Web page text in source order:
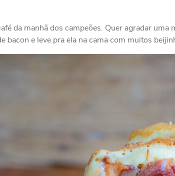
da manhã dos campeões. Quer agradar
bacon e leve pra ela na cama com muitos